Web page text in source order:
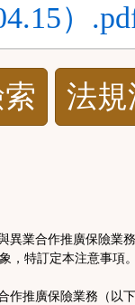
）
法
異業合作推廣保險業
，特訂定本注意事項
作推廣保險業務（以